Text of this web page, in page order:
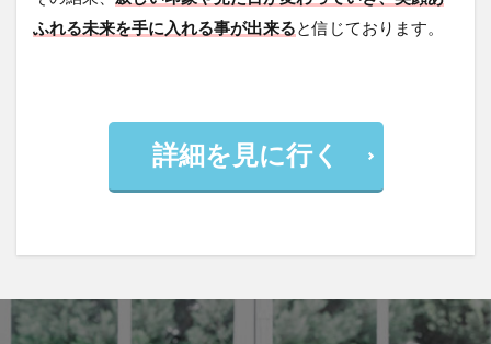
ふれる未来を手に入れる事が出来ると信じております。
詳細を見に行く